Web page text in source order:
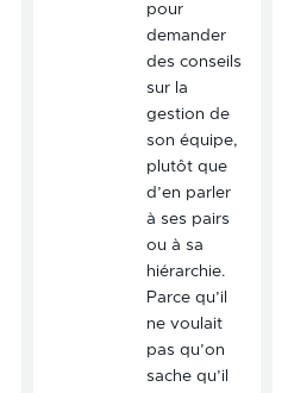
pour
demander
des conseils
sur la
gestion de
son équipe,
plutôt que
d’en parler
à ses pairs
ou à sa
hiérarchie.
Parce qu’il
ne voulait
pas qu’on
sache qu’il